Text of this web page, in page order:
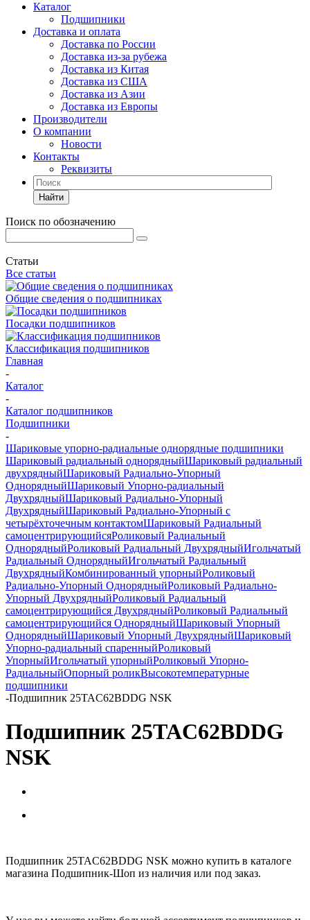
Каталог
Подшипники
Доставка и оплата
Доставка по России
Доставка из-за рубежа
Доставка из Китая
Доставка из США
Доставка из Азии
Доставка из Европы
Производители
О компании
Новости
Контакты
Реквизиты
Найти
Поиск по обозначению
Статьи
Все статьи
Общие сведения о подшипниках
Посадки подшипников
Классификация подшипников
Главная
-
Каталог
-
Каталог подшипников
Подшипники
-
Шариковые упорно-радиальные однорядные подшипники
Шариковый радиальный однорядныйШариковый радиальный
двухрядныйШариковый Радиально-Упорный
ОднорядныйШариковый Упорно-радиальный
ДвухрядныйШариковый Радиально-Упорный
ДвухрядныйШариковый Радиально-Упорный с
четырёхточечным контактомШариковый Радиальный
самоцентрирующийсяРоликовый Радиальный
ОднорядныйРоликовый Радиальный ДвухрядныйИгольчатый
Радиальный ОднорядныйИгольчатый Радиальный
ДвухрядныйКомбинированный упорныйРоликовый
Радиально-Упорный ОднорядныйРоликовый Радиально-
Упорный ДвухрядныйРоликовый Радиальный
самоцентрирующийся ДвухрядныйРоликовый Радиальный
самоцентрирующийся ОднорядныйШариковый Упорный
ОднорядныйШариковый Упорный ДвухрядныйШариковый
Упорно-радиальный спаренныйРоликовый
УпорныйИгольчатый упорныйРоликовый Упорно-
РадиальныйОпорный роликВысокотемпературные
подшипники
-Подшипник 25TAC62BDDG NSK
Подшипник 25TAC62BDDG
NSK
Подшипник 25TAC62BDDG NSK можно купить в каталоге
магазина Подшипник-Шоп из наличия или под заказ.